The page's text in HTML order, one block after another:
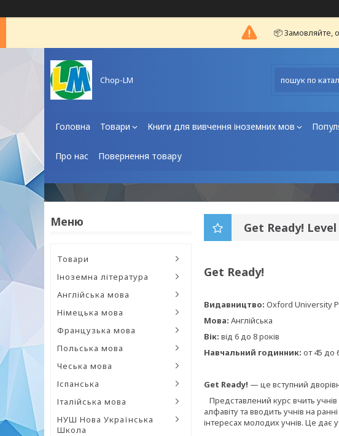
📦 Замовляйте,
Chop-LM
Головна Товари Книги для вивчення іноземних мов
Про нас Повернення товару
Товари
Іноземна література
Англійська мова
Німецька мова
Французька мова
Польська мова
Чеська мова
Іспанська
Італійська мова
НУШ Нова Українська
Школа
Get Ready! Level
Get Ready!
Видавництво: Oxford University
Мова: Англійська
Вік: від 6 до 8 років
Навчальний годинник: от 45 до
Get Ready! — це вступний
Представлений курс вчить учнів
алфавіту та вводить учнів на
інтересах молодих учнів. Це дає